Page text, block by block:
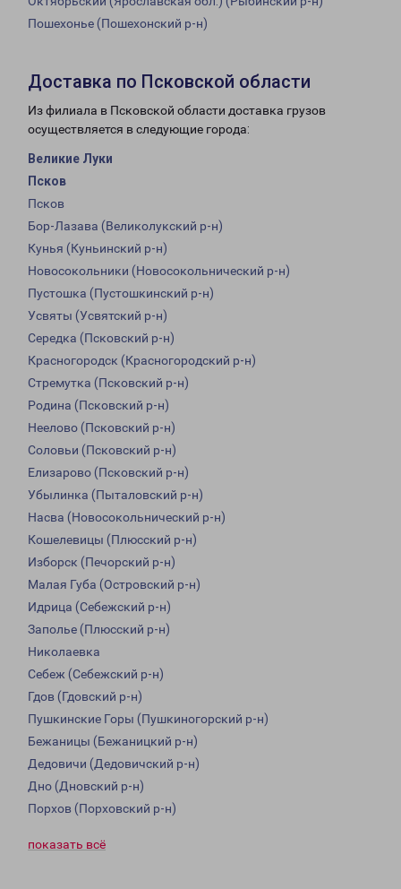
Пошехонье (Пошехонский р-н)
Доставка по Псковской области
Из филиала в Псковской области доставка грузов
осуществляется в следующие города:
Великие Луки
Псков
Псков
Бор-Лазава (Великолукский р-н)
Кунья (Куньинский р-н)
Новосокольники (Новосокольнический р-н)
Пустошка (Пустошкинский р-н)
Усвяты (Усвятский р-н)
Середка (Псковский р-н)
Красногородск (Красногородский р-н)
Стремутка (Псковский р-н)
Родина (Псковский р-н)
Неелово (Псковский р-н)
Соловьи (Псковский р-н)
Елизарово (Псковский р-н)
Убылинка (Пыталовский р-н)
Насва (Новосокольнический р-н)
Кошелевицы (Плюсский р-н)
Изборск (Печорский р-н)
Малая Губа (Островский р-н)
Идрица (Себежский р-н)
Заполье (Плюсский р-н)
Николаевка
Себеж (Себежский р-н)
Гдов (Гдовский р-н)
Пушкинские Горы (Пушкиногорский р-н)
Бежаницы (Бежаницкий р-н)
Дедовичи (Дедовичский р-н)
Дно (Дновский р-н)
Порхов (Порховский р-н)
показать всё